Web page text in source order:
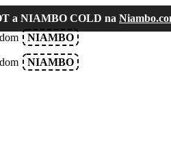
a NIAMBO COLD na
NIAMBO
NIAMBO